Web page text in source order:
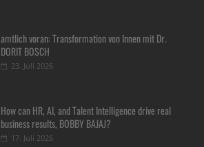
amtlich voran: Transformation von Innen mit Dr.
DORIT BOSCH
23. Juli 2026
How can HR, AI, and Talent Intelligence drive real
business results, BOBBY BAJAJ?
17. Juli 2026